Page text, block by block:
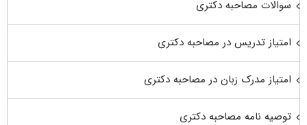
سوالات مصاحبه دکتری
امتیاز تدریس در مصاحبه دکتری
امتیاز مدرک زبان در مصاحبه دکتری
توصیه نامه مصاحبه دکتری